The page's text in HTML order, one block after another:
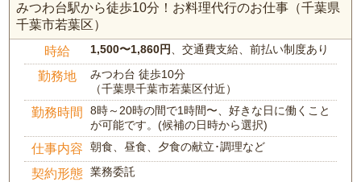
みつわ台駅から徒歩10分！お料理代行のお仕事（千葉県
千葉市若葉区）
時給 1,500〜1,860円 、交通費支給、前払い制度あり
勤務地
みつわ台 徒歩10分
（千葉県千葉市若葉区付近）
勤務時間
8時～20時の間で1時間〜、好きな日に働くこと
が可能です。(候補の日時から選択)
仕事内容 朝食、昼食、夕食の献立･調理など
契約形態 業務委託